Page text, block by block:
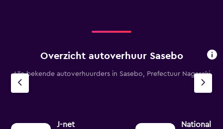
Overzicht autoverhuur Sasebo
Alle bekende autoverhuurders in Sasebo, Prefectuur Nagasaki
J-net National